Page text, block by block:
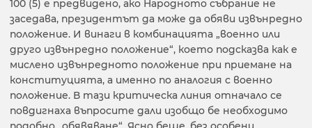
100 (5) е предвидено, ако Народното събрание не
заседава, президентът да може да обяви извънредно
положение. И винаги в комбинацията „военно или
друго извънредно положение“, което подсказва как е
мислено извънредното положение при приемане на
конституцията, а именно по аналогия с военно
положение. В тази критическа линия отначало се
повдигнаха въпросите дали изобщо бе необходимо